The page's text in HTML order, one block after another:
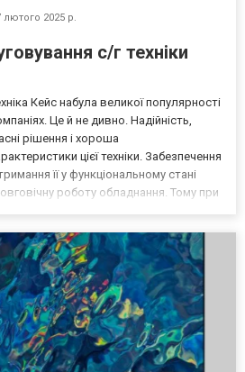
лютого 2025 р.
с/г техніки
Кейс набула великої популярності
Це й не дивно. Надійність,
рішення і хороша
цієї техніки. Забезпечення
її у функціональному стані
роботу обладнання. Тому при